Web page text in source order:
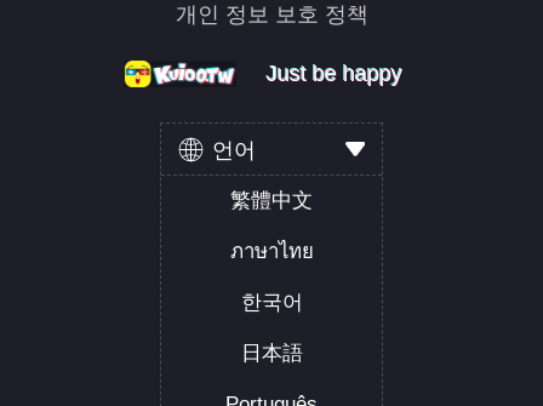
개인 정보 보호 정책
Just be happy
Just be happy
Just be happy
언어
繁體中文
ภาษาไทย
한국어
日本語